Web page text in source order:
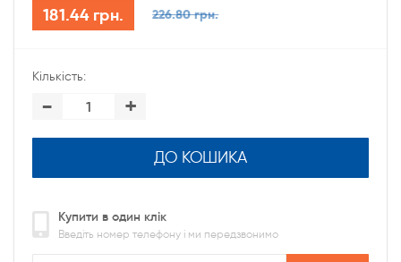
181.44 грн. 226.80 грн.
Кількість:
- +
ДО КОШИКА
Купити в один клік
Введіть номер телефону і ми передзвонимо